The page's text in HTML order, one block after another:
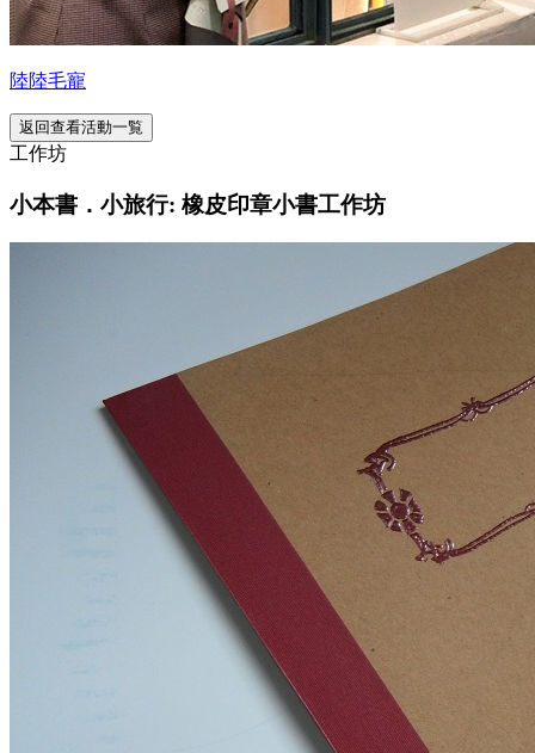
陸陸毛寵
返回查看活動一覧
工作坊
小本書．小旅行: 橡皮印章小書工作坊